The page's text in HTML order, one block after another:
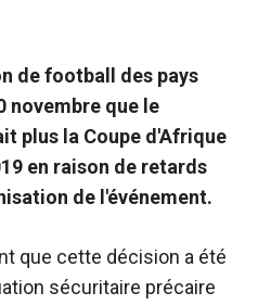
de football des pays
novembre que le
plus la Coupe d'Afrique
en raison de retards
de l'événement.
que cette décision a été
sécuritaire précaire